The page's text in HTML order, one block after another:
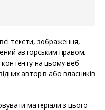
тексти, зображення,
авторським правом.
на цьому веб-
авторів або власників
матеріали з цього